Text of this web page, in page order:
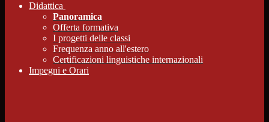
Didattica
Panoramica
Offerta formativa
I progetti delle classi
Frequenza anno all'estero
Certificazioni linguistiche internazionali
Impegni e Orari